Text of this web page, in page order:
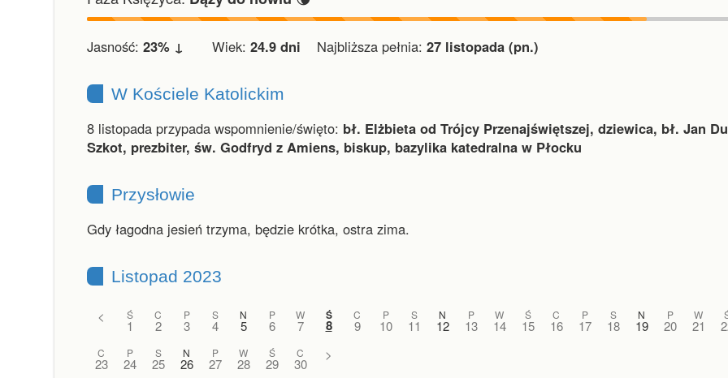
Jasność: 23% ↓ Wiek: 24.9 dni Najbliższa pełnia: 27 listopada (pn.)
W Kościele Katolickim
8 listopada przypada wspomnienie/święto: bł. Elżbieta od Trójcy Przenajświętszej, dziewica, bł. Jan
Szkot, prezbiter, św. Godfryd z Amiens, biskup, bazylika katedralna w Płocku
Przysłowie
Gdy łagodna jesień trzyma, będzie krótka, ostra zima.
Listopad 2023
< Ś
1
C
2
P
3
S
4
N
5
P
6
W
7
Ś
8
C
9
P
10
S
11
N
12
P
13
W
14
Ś
15
C
16
P
17
S
18
N
19
P
20
W
21
C
23
P
24
S
25
N
26
P
27
W
28
Ś
29
C
30
>